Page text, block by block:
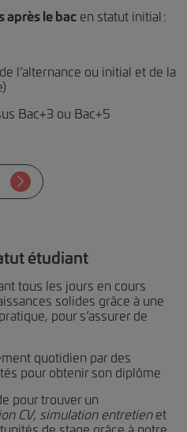
après le bac en statut initial :
l’alternance ou initial et de la
Bac+3 ou Bac+5
étudiant
tous les jours en cours
solides grâce à une
pour s’assurer de
quotidien par des
pour obtenir son diplôme
pour trouver un
CV, simulation entretien et